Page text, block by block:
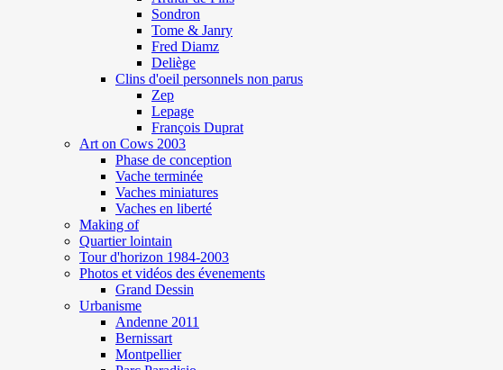
Sondron
Tome & Janry
Fred Diamz
Deliège
Clins d'oeil personnels non parus
Zep
Lepage
François Duprat
Art on Cows 2003
Phase de conception
Vache terminée
Vaches miniatures
Vaches en liberté
Making of
Quartier lointain
Tour d'horizon 1984-2003
Photos et vidéos des évenements
Grand Dessin
Urbanisme
Andenne 2011
Bernissart
Montpellier